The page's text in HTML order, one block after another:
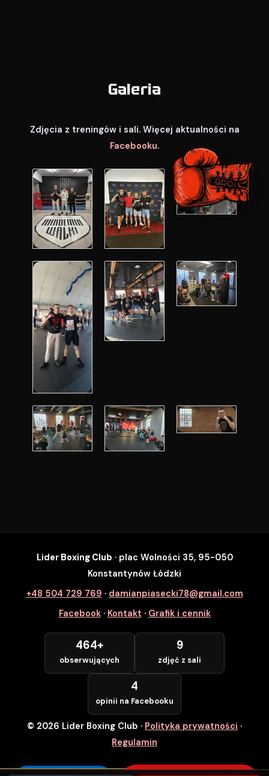
Galeria
Zdjęcia z treningów i sali. Więcej aktualności na
Facebooku.
SZYBKI ZAPIS
Zapisz się na wybrane zajęcia
Numer Telefonu *
POTWIERDZAM — WCHODZĘ ZA
DARMO
Lider Boxing Club · plac Wolności 35, 95-050
Konstantynów Łódzki
+48 504 729 769 · damianpiasecki78@gmail.com
Facebook· Kontakt · Grafik i cennik
464+
obserwujących
9
zdjęć z sali
4
opinii na Facebooku
© 2026 Lider Boxing Club · Polityka prywatności ·
Regulamin